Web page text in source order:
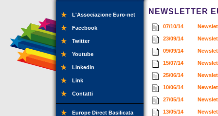
L'Associazione Euro-net
Facebook
Twitter
Youtube
LinkedIn
Link
Contatti
Europe Direct Basilicata
NEWSLETTER
07/10/14
23/09/14
09/09/14
15/07/14
25/06/14
10/06/14
27/05/14
13/05/14